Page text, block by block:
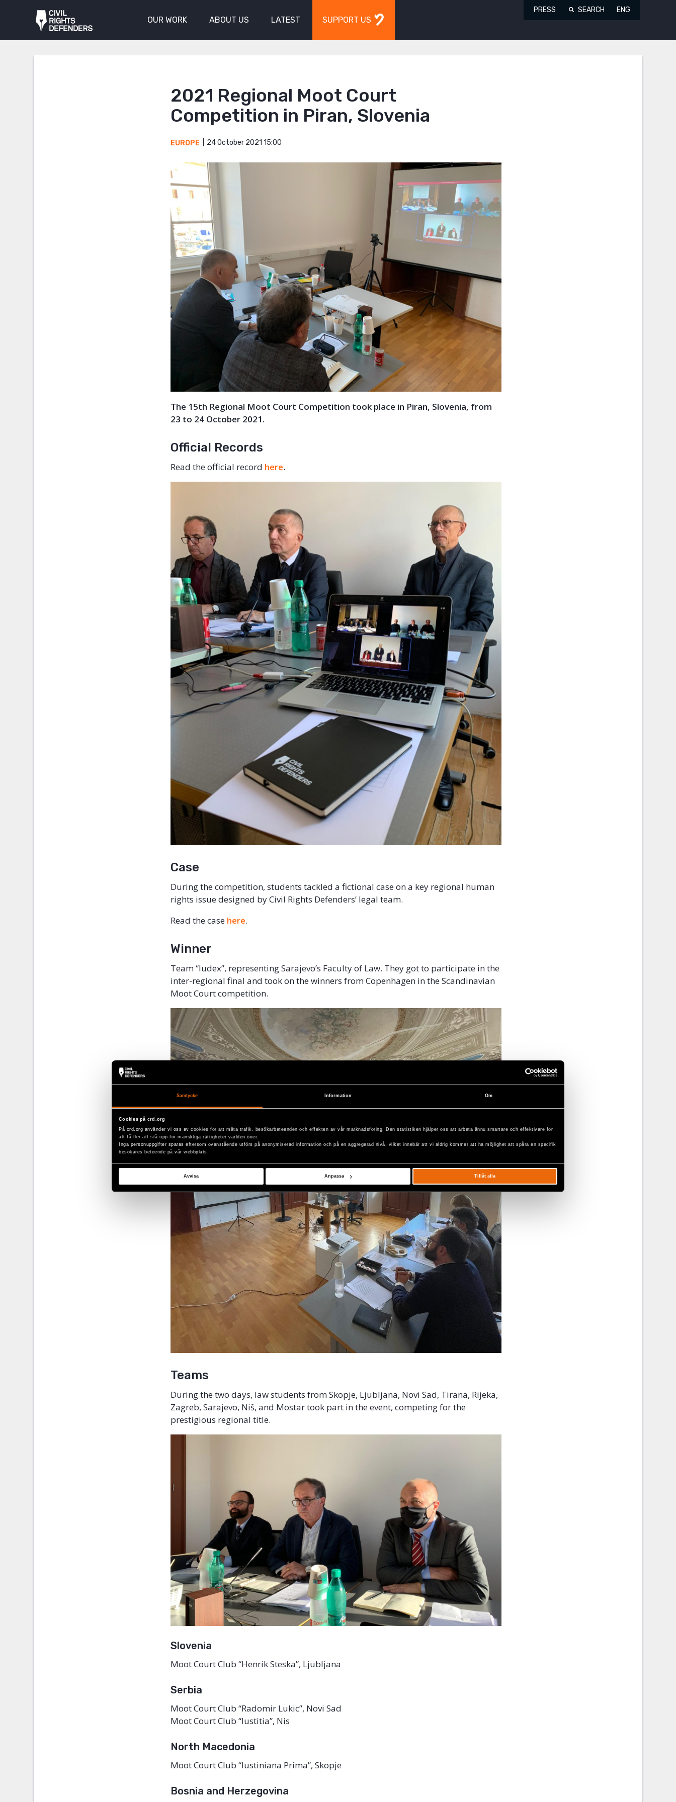
Samtycke Information Om
Cookies på crd.org
På crd.org använder vi oss av cookies för att mäta trafik, besökarbeteenden och effekten av vår marknadsföring. Den statistiken hjälper oss att arbeta ännu smartare och effektivare för
att få fler att stå upp för mänskliga rättigheter världen över.
Inga personuppgifter sparas eftersom ovanstående utförs på anonymiserad information och på en aggregerad nivå, vilket innebär att vi aldrig kommer att ha möjlighet att spåra en specifik
besökares beteende på vår webbplats.
Avvisa Anpassa Tillåt alla
OUR WORK ABOUT US LATEST SUPPORT US
PRESS SEARCH ENG
2021 Regional Moot Court
Competition in Piran, Slovenia
EUROPE 24 October 2021 15:00
The 15th Regional Moot Court Competition took place in Piran, Slovenia, from
23 to 24 October 2021.
Official Records
Read the official record here.
Case
During the competition, students tackled a fictional case on a key regional human
rights issue designed by Civil Rights Defenders’ legal team.
Read the case here.
Winner
Team “Iudex”, representing Sarajevo’s Faculty of Law. They got to participate in the
inter-regional final and took on the winners from Copenhagen in the Scandinavian
Moot Court competition.
Teams
During the two days, law students from Skopje, Ljubljana, Novi Sad, Tirana, Rijeka,
Zagreb, Sarajevo, Niš, and Mostar took part in the event, competing for the
prestigious regional title.
Slovenia
Moot Court Club “Henrik Steska”, Ljubljana
Serbia
Moot Court Club “Radomir Lukic”, Novi Sad
Moot Court Club “Iustitia”, Nis
North Macedonia
Moot Court Club “Iustiniana Prima”, Skopje
Bosnia and Herzegovina